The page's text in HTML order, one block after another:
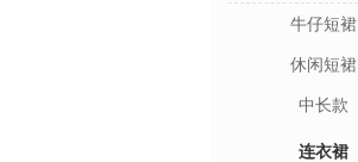
牛仔短裙
休闲短裙
中长款
连衣裙